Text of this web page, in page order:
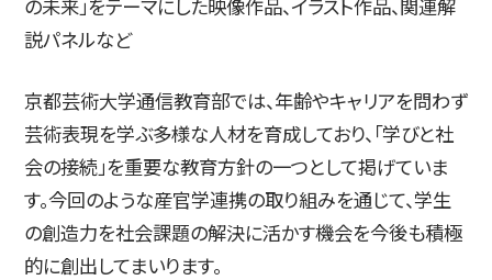
の未来」をテーマにした映像作品、イラスト作品、関連解
説パネルなど
京都芸術大学通信教育部では、年齢やキャリアを問わず
芸術表現を学ぶ多様な人材を育成しており、「学びと社
会の接続」を重要な教育方針の一つとして掲げていま
す。今回のような産官学連携の取り組みを通じて、学生
の創造力を社会課題の解決に活かす機会を今後も積極
的に創出してまいります。